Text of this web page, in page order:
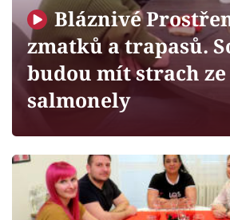
Sledujte prima+
Filmový festival Karlovy
Mámy sobě
Přihlášení
Bláznivé
zmatků a trapasů.
budou mít strach ze
salmonely